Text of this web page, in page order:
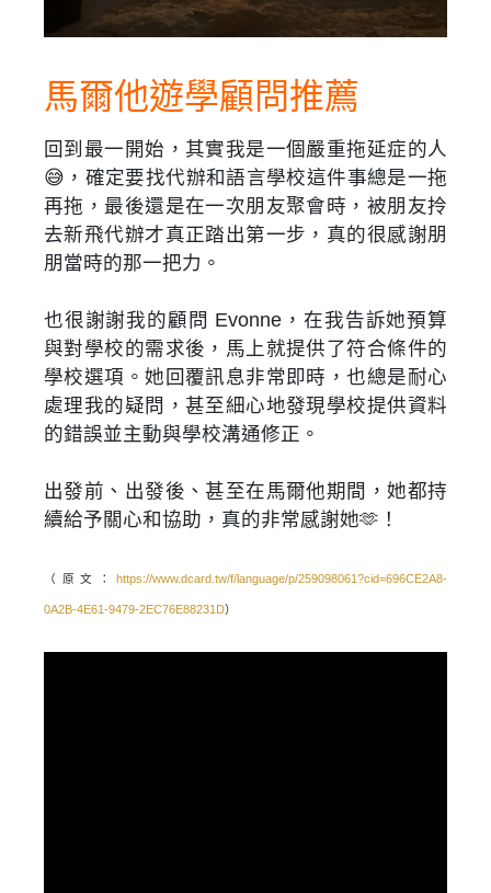
馬爾他遊學顧問推薦
回到最一開始，其實我是一個嚴重拖延症的人
😅，確定要找代辦和語言學校這件事總是一拖
再拖，最後還是在一次朋友聚會時，被朋友拎
去新飛代辦才真正踏出第一步，真的很感謝朋
朋當時的那一把力。
也很謝謝我的顧問 Evonne，在我告訴她預算
與對學校的需求後，馬上就提供了符合條件的
學校選項。她回覆訊息非常即時，也總是耐心
處理我的疑問，甚至細心地發現學校提供資料
的錯誤並主動與學校溝通修正。
出發前、出發後、甚至在馬爾他期間，她都持
續給予關心和協助，真的非常感謝她🫶！
（原文： https://www.dcard.tw/f/language/p/259098061?cid=696CE2A8-
0A2B-4E61-9479-2EC76E88231D）